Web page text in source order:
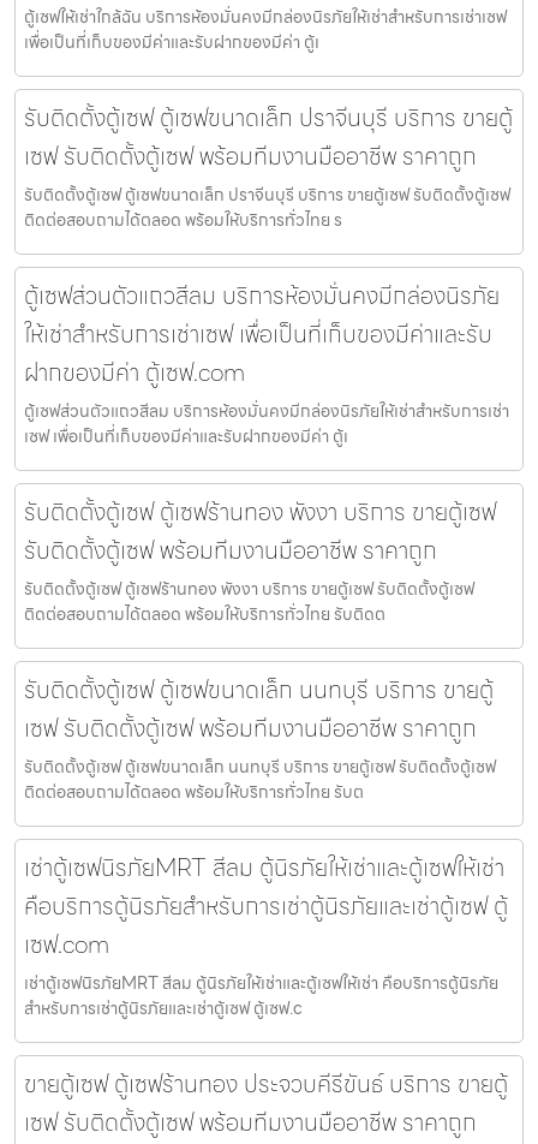
ตู้เซฟให้เช่าใกล้ฉัน บริการห้องมั่นคงมีกล่องนิรภัยให้เช่าสำหรับการเช่าเซฟ
เพื่อเป็นที่เก็บของมีค่าและรับฝากของมีค่า ตู้เ
รับติดตั้งตู้เซฟ ตู้เซฟขนาดเล็ก ปราจีนบุรี บริการ ขายตู้
เซฟ รับติดตั้งตู้เซฟ พร้อมทีมงานมืออาชีพ ราคาถูก
รับติดตั้งตู้เซฟ ตู้เซฟขนาดเล็ก ปราจีนบุรี บริการ ขายตู้เซฟ รับติดตั้งตู้เซฟ
ติดต่อสอบถามได้ตลอด พร้อมให้บริการทั่วไทย ร
ตู้เซฟส่วนตัวแถวสีลม บริการห้องมั่นคงมีกล่องนิรภัย
ให้เช่าสำหรับการเช่าเซฟ เพื่อเป็นที่เก็บของมีค่าและรับ
ฝากของมีค่า ตู้เซฟ.com
ตู้เซฟส่วนตัวแถวสีลม บริการห้องมั่นคงมีกล่องนิรภัยให้เช่าสำหรับการเช่า
เซฟ เพื่อเป็นที่เก็บของมีค่าและรับฝากของมีค่า ตู้เ
รับติดตั้งตู้เซฟ ตู้เซฟร้านทอง พังงา บริการ ขายตู้เซฟ
รับติดตั้งตู้เซฟ พร้อมทีมงานมืออาชีพ ราคาถูก
รับติดตั้งตู้เซฟ ตู้เซฟร้านทอง พังงา บริการ ขายตู้เซฟ รับติดตั้งตู้เซฟ
ติดต่อสอบถามได้ตลอด พร้อมให้บริการทั่วไทย รับติดต
รับติดตั้งตู้เซฟ ตู้เซฟขนาดเล็ก นนทบุรี บริการ ขายตู้
เซฟ รับติดตั้งตู้เซฟ พร้อมทีมงานมืออาชีพ ราคาถูก
รับติดตั้งตู้เซฟ ตู้เซฟขนาดเล็ก นนทบุรี บริการ ขายตู้เซฟ รับติดตั้งตู้เซฟ
ติดต่อสอบถามได้ตลอด พร้อมให้บริการทั่วไทย รับต
เช่าตู้เซฟนิรภัยMRT สีลม ตู้นิรภัยให้เช่าและตู้เซฟให้เช่า
คือบริการตู้นิรภัยสำหรับการเช่าตู้นิรภัยและเช่าตู้เซฟ ตู้
เซฟ.com
เช่าตู้เซฟนิรภัยMRT สีลม ตู้นิรภัยให้เช่าและตู้เซฟให้เช่า คือบริการตู้นิรภัย
สำหรับการเช่าตู้นิรภัยและเช่าตู้เซฟ ตู้เซฟ.c
ขายตู้เซฟ ตู้เซฟร้านทอง ประจวบคีรีขันธ์ บริการ ขายตู้
เซฟ รับติดตั้งตู้เซฟ พร้อมทีมงานมืออาชีพ ราคาถูก